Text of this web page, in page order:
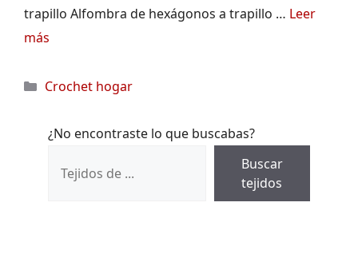
trapillo Alfombra de hexágonos a trapillo … Leer
más
Categorías
Crochet hogar
¿No encontraste lo que buscabas?
Buscar
tejidos